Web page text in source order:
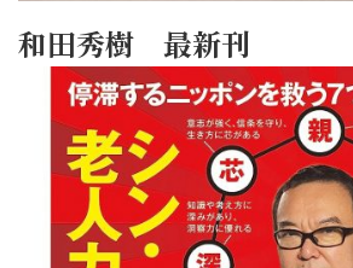
和田秀樹 最新刊